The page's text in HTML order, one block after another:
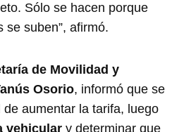
Sólo se hacen porque
se suben”, afirmó.
de Movilidad y
Osorio, informó que se
aumentar la tarifa, luego
vehicular y determinar que